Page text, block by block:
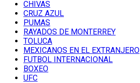
CHIVAS
CRUZ AZUL
PUMAS
RAYADOS DE MONTERREY
TOLUCA
MEXICANOS EN EL EXTRANJERO
FUTBOL INTERNACIONAL
BOXEO
UFC